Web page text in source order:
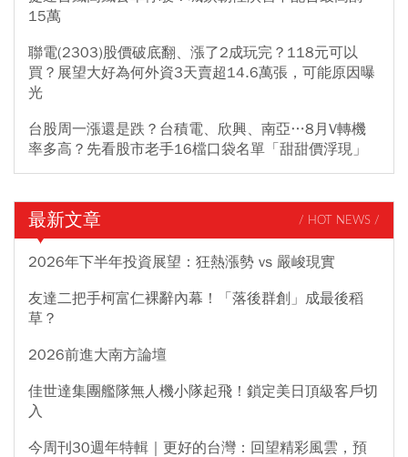
15萬
聯電(2303)股價破底翻、漲了2成玩完？118元可以
買？展望大好為何外資3天賣超14.6萬張，可能原因曝
光
台股周一漲還是跌？台積電、欣興、南亞…8月V轉機
率多高？先看股市老手16檔口袋名單「甜甜價浮現」
最新文章 / HOT NEWS /
2026年下半年投資展望：狂熱漲勢 vs 嚴峻現實
友達二把手柯富仁裸辭內幕！「落後群創」成最後稻
草？
2026前進大南方論壇
佳世達集團艦隊無人機小隊起飛！鎖定美日頂級客戶切
入
今周刊30週年特輯｜更好的台灣：回望精彩風雲，預